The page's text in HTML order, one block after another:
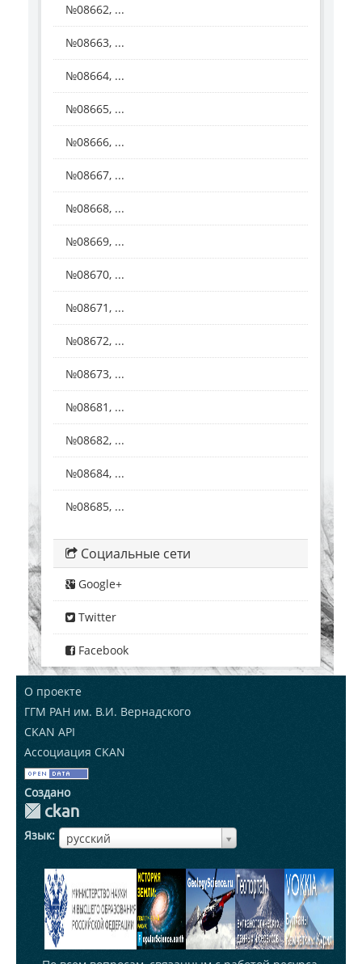
№08662, ...
№08663, ...
№08664, ...
№08665, ...
№08666, ...
№08667, ...
№08668, ...
№08669, ...
№08670, ...
№08671, ...
№08672, ...
№08673, ...
№08681, ...
№08682, ...
№08684, ...
№08685, ...
Социальные сети
Google+
Twitter
Facebook
О проекте
ГГМ РАН им. В.И. Вернадского
CKAN API
Ассоциация CKAN
Создано
Язык русский
ЯзыкЯзык